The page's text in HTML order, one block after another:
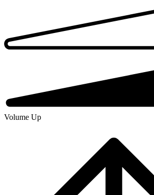
Volume Up